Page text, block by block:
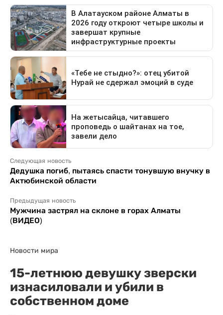
Следующая новость
Дедушка погиб, пытаясь спасти тонувшую внучку в
Актюбинской области
Предыдущая новость
Мужчина застрял на склоне в горах Алматы
(ВИДЕО)
Новости мира
15-летнюю девушку зверски
изнасиловали и убили в
собственном доме